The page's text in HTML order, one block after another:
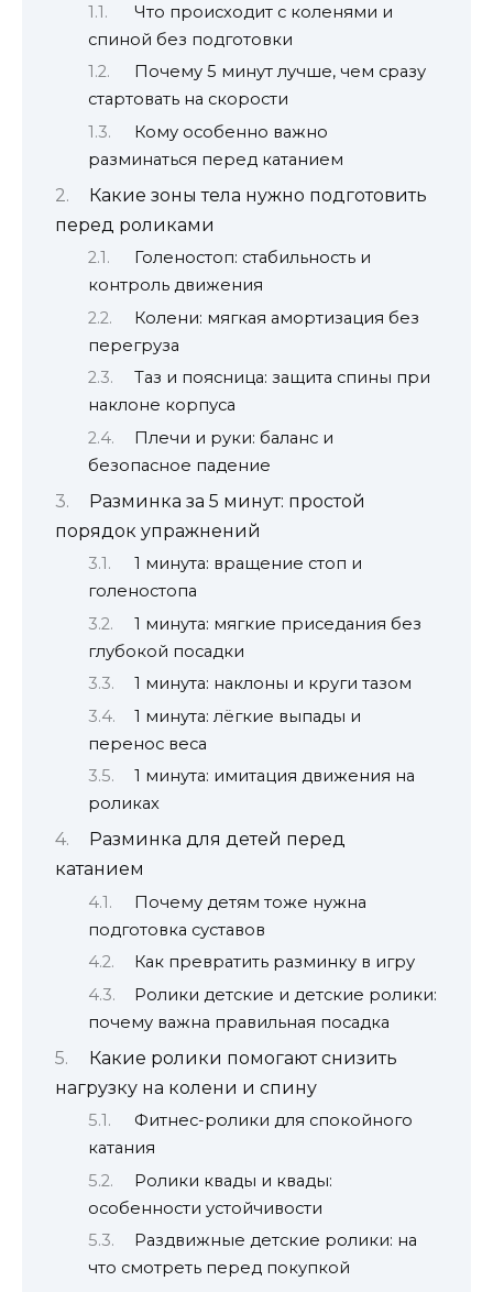
Что происходит с коленями и
спиной без подготовки
Почему 5 минут лучше, чем сразу
стартовать на скорости
Кому особенно важно
разминаться перед катанием
Какие зоны тела нужно подготовить
перед роликами
Голеностоп: стабильность и
контроль движения
Колени: мягкая амортизация без
перегруза
Таз и поясница: защита спины при
наклоне корпуса
Плечи и руки: баланс и
безопасное падение
Разминка за 5 минут: простой
порядок упражнений
1 минута: вращение стоп и
голеностопа
1 минута: мягкие приседания без
глубокой посадки
1 минута: наклоны и круги тазом
1 минута: лёгкие выпады и
перенос веса
1 минута: имитация движения на
роликах
Разминка для детей перед
катанием
Почему детям тоже нужна
подготовка суставов
Как превратить разминку в игру
Ролики детские и детские ролики:
почему важна правильная посадка
Какие ролики помогают снизить
нагрузку на колени и спину
Фитнес-ролики для спокойного
катания
Ролики квады и квады:
особенности устойчивости
Раздвижные детские ролики: на
что смотреть перед покупкой